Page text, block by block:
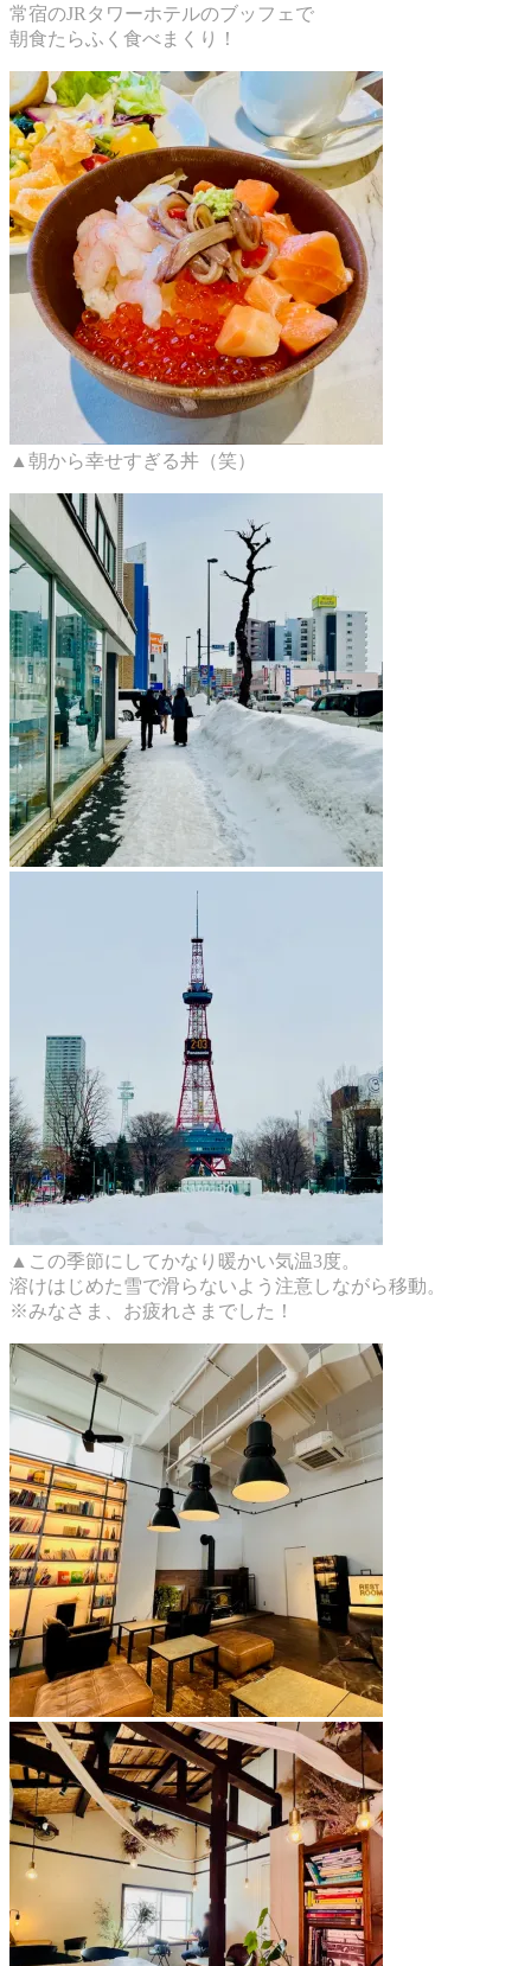
常宿のJRタワーホテルのブッフェで
朝食たらふく食べまくり！
▲朝から幸せすぎる丼（笑）
▲この季節にしてかなり暖かい気温3度。
溶けはじめた雪で滑らないよう注意しながら移動。
※みなさま、お疲れさまでした！